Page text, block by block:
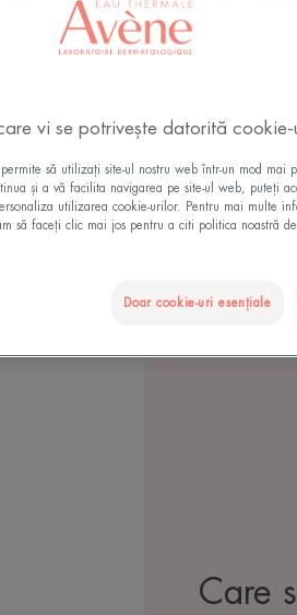
de la pielea albă la cea
Poate fi utilizat de
Care
vi se potrivește datorită cookie-
să utilizați site-ul nostru web într-un mod mai
și a vă facilita navigarea pe site-ul web, puteți
utilizarea cookie-urilor. Pentru mai multe
să faceți clic mai jos pentru a citi politica noastră
Doar cookie-uri esențiale